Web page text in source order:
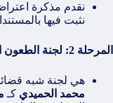
نقدم مذكرة
نثبت فيها
المرحلة 2: لجنة الطعون الضريبية
هي لجنة شبه
محمد الحميدي كـ